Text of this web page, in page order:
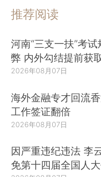
推荐阅读
河南“三支一扶”考
弊 内外勾结提前获
2026年08月07日
海外金融专才回流
工作签证翻倍
2026年08月07日
因严重违纪违法 李
免第十四届全国人